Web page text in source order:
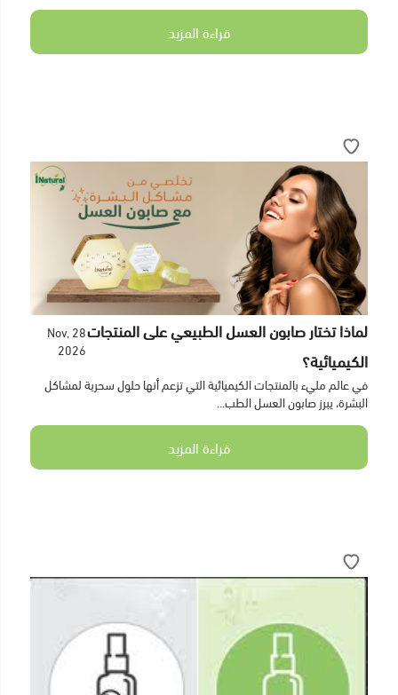
قراءة المزيد
لماذا تختار صابون العسل الطبيعي على المنتجات
الكيميائية؟
28 Nov,
2026
في عالم مليء بالمنتجات الكيميائية التي تزعم أنها حلول سحرية لمشاكل
البشرة، يبرز صابون العسل الطب...
قراءة المزيد